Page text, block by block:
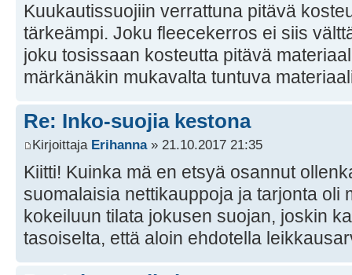
Kuukautissuojiin verrattuna pitävä
tärkeämpi. Joku fleecekerros ei siis
joku tosissaan kosteutta pitävä
märkänäkin mukavalta tuntuva
Re: Inko-suojia kestona
Kirjoittaja Erihanna» 21.10.2017 21:35
Kiitti! Kuinka mä en etsyä osannut
suomalaisia nettikauppoja ja tarjonta oli
kokeiluun tilata jokusen suojan, joskin
tasoiselta, että aloin ehdotella